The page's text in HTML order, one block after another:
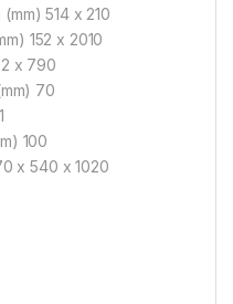
514 x 210
152 x 2010
x 790
70
100
x 540 x 1020